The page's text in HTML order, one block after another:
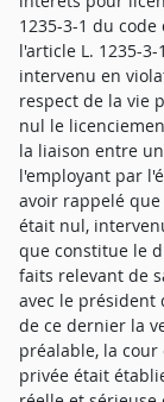
1235-3-1 du
l'article L. 1235-
intervenu en
respect de la vie
nul le
la liaison entre
l'employant par
avoir rappelé
était nul,
que constitue le
faits relevant de
avec le président
de ce dernier la
préalable, la
privée était